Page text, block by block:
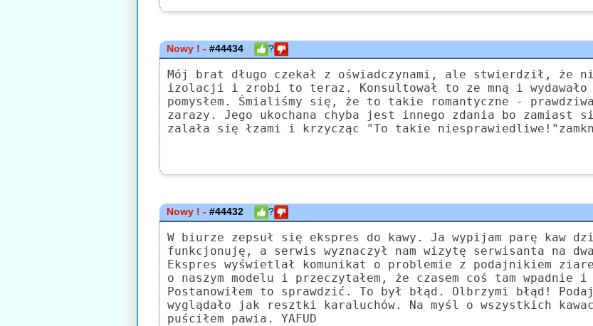
Nowy ! -#44434 ?
Mój brat długo czekał z oświadczynami, ale stwierdził, że
izolacji i zrobi to teraz. Konsultował to ze mną i wydawało
pomysłem. Śmialiśmy się, że to takie romantyczne -
zarazy. Jego ukochana chyba jest innego zdania bo zamiast
zalała się łzami i krzycząc "To takie
Nowy ! -#44432 ?
W biurze zepsuł się ekspres do kawy. Ja wypijam parę kaw
funkcjonuję, a serwis wyznaczył nam wizytę serwisanta na
Ekspres wyświetlał komunikat o problemie z podajnikiem
o naszym modelu i przeczytałem, że czasem coś tam wpadnie i
Postanowiłem to sprawdzić. To był błąd. Olbrzymi błąd!
wyglądało jak resztki karaluchów. Na myśl o wszystkich
puściłem pawia. YAFUD